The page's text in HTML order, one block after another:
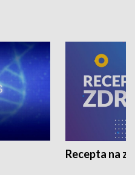
Recepta na